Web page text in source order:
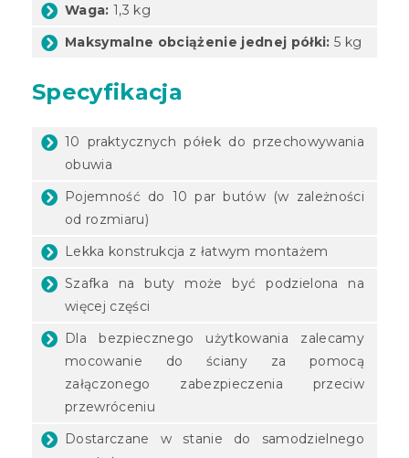
Waga: 1,3 kg
Maksymalne obciążenie jednej półki: 5 kg
Specyfikacja
10 praktycznych półek do przechowywania
obuwia
Pojemność do 10 par butów (w zależności
od rozmiaru)
Lekka konstrukcja z łatwym montażem
Szafka na buty może być podzielona na
więcej części
Dla bezpiecznego użytkowania zalecamy
mocowanie do ściany za pomocą
załączonego zabezpieczenia przeciw
przewróceniu
Dostarczane w stanie do samodzielnego